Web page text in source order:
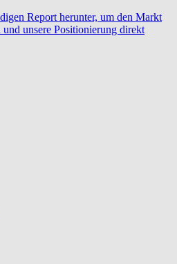
Report herunter, um den Markt
unsere Positionierung direkt